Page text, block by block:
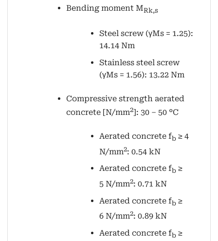
Bending moment MRk,s
Steel screw (γMs = 1.25):
14.14 Nm
Stainless steel screw
(γMs = 1.56): 13.22 Nm
Compressive strength aerated
concrete [N/mm2]: 30 – 50 °C
Aerated concrete fb ≥ 4
N/mm2: 0.54 kN
Aerated concrete fb ≥
5 N/mm2: 0.71 kN
Aerated concrete fb ≥
6 N/mm2: 0.89 kN
Aerated concrete fb ≥